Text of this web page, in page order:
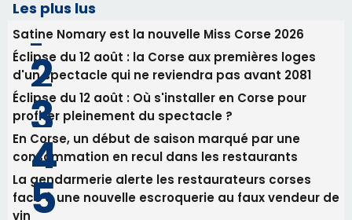
Les plus lus
Satine Nomary est la nouvelle Miss Corse 2026
Éclipse du 12 août : la Corse aux premières loges
d'un spectacle qui ne reviendra pas avant 2081
Éclipse du 12 août : Où s'installer en Corse pour
profiter pleinement du spectacle ?
En Corse, un début de saison marqué par une
consommation en recul dans les restaurants
La gendarmerie alerte les restaurateurs corses
face à une nouvelle escroquerie au faux vendeur de
vin